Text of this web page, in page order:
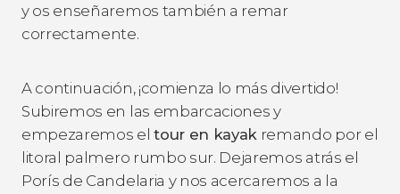
y os enseñaremos también a remar
correctamente.
A continuación, ¡comienza lo más divertido!
Subiremos en las embarcaciones y
empezaremos eltour en kayak remando por el
litoral palmero rumbo sur. Dejaremos atrás el
Porís de Candelaria y nos acercaremos a la